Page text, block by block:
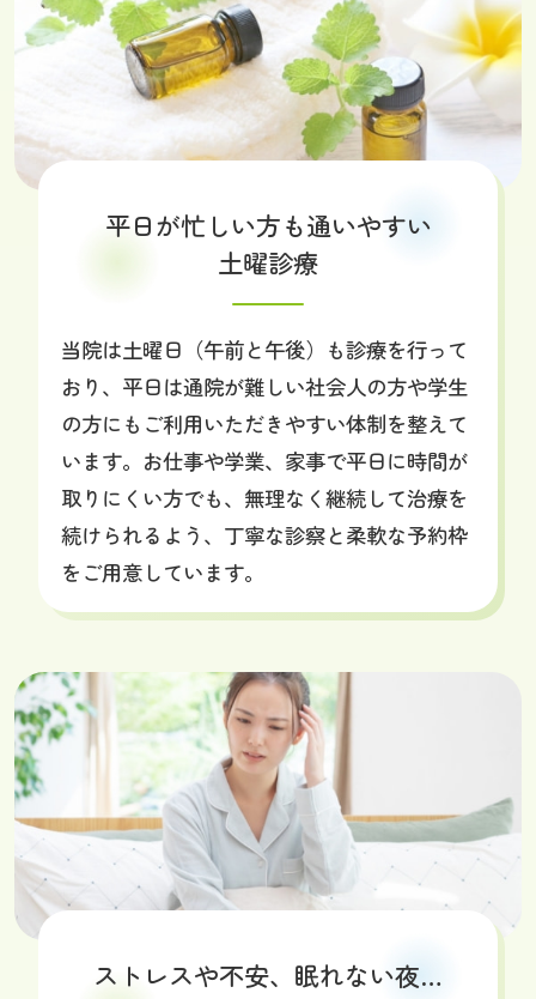
平日が忙しい方も通いやすい
土曜診療
当院は土曜日（午前と午後）も診療を行って
おり、平日は通院が難しい社会人の方や学生
の方にもご利用いただきやすい体制を整えて
います。お仕事や学業、家事で平日に時間が
取りにくい方でも、無理なく継続して治療を
続けられるよう、丁寧な診察と柔軟な予約枠
をご用意しています。
ストレスや不安、 眠れない夜…